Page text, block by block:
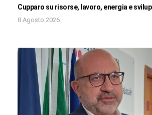
Cupparo su risorse, lavoro, energia e
8 Agosto 2026